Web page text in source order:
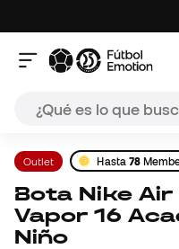
Outlet Hasta 78
Bota Nike Air Zoom Mercurial
Vapor 16
Niño